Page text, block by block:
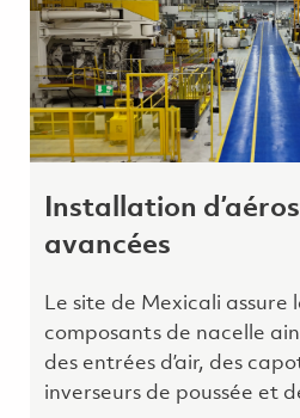
Installation
avancées
Le site de Mexicali assure
composants de nacelle
des entrées d’air, des
inverseurs de poussée et